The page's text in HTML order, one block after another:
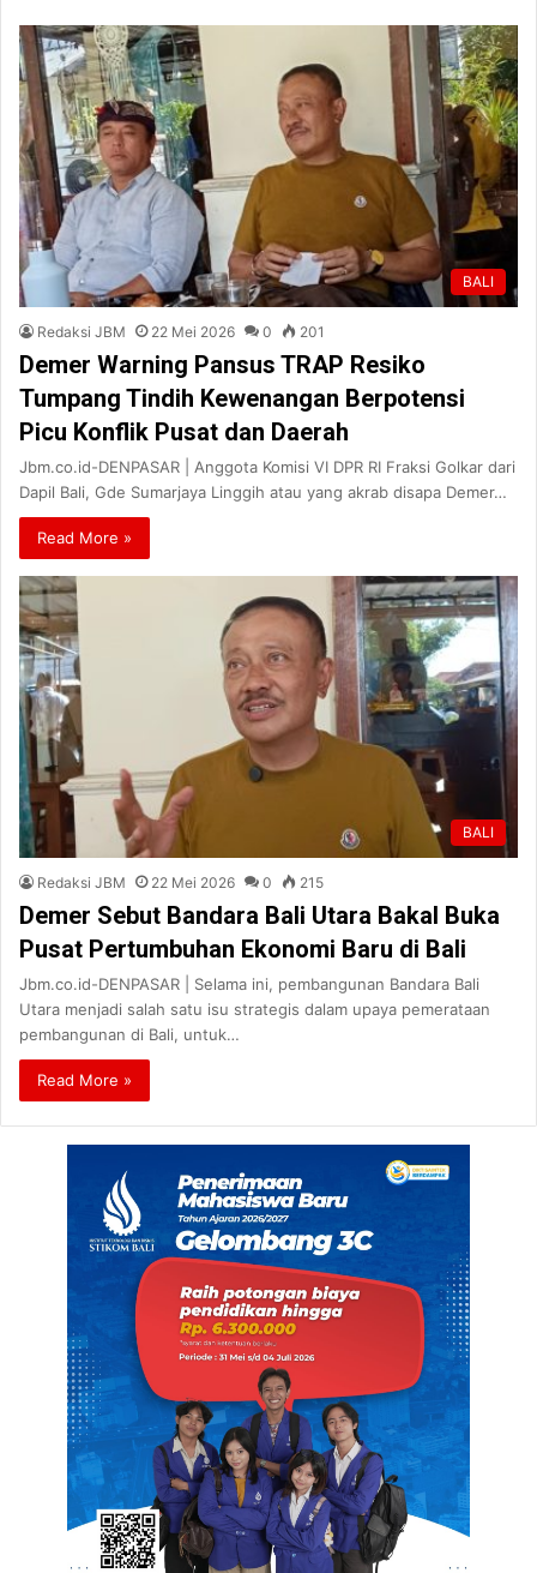
BALI
Redaksi JBM 22 Mei 2026 0 201
Demer Warning Pansus TRAP Resiko
Tumpang Tindih Kewenangan Berpotensi
Picu Konflik Pusat dan Daerah
Jbm.co.id-DENPASAR | Anggota Komisi VI DPR RI Fraksi Golkar dari
Dapil Bali, Gde Sumarjaya Linggih atau yang akrab disapa Demer…
Read More »
BALI
Redaksi JBM 22 Mei 2026 0 215
Demer Sebut Bandara Bali Utara Bakal Buka
Pusat Pertumbuhan Ekonomi Baru di Bali
Jbm.co.id-DENPASAR | Selama ini, pembangunan Bandara Bali
Utara menjadi salah satu isu strategis dalam upaya pemerataan
pembangunan di Bali, untuk…
Read More »